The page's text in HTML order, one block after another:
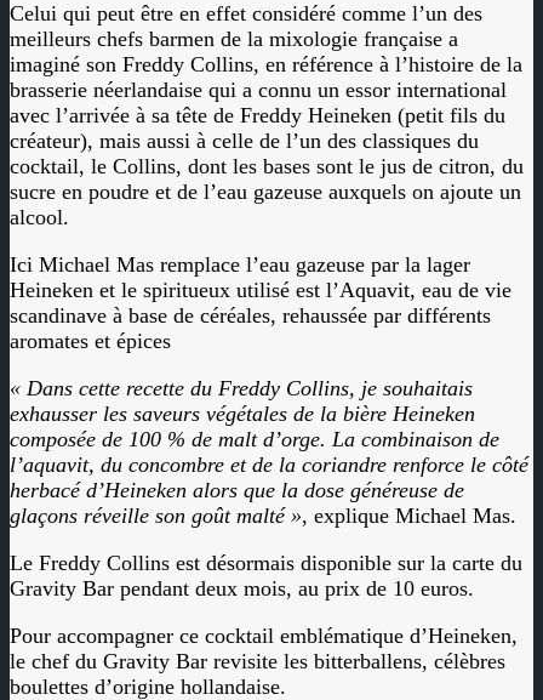
Celui qui peut être en effet considéré comme l’un des
meilleurs chefs barmen de la mixologie française a
imaginé son Freddy Collins, en référence à l’histoire de la
brasserie néerlandaise qui a connu un essor international
avec l’arrivée à sa tête de Freddy Heineken (petit fils du
créateur), mais aussi à celle de l’un des classiques du
cocktail, le Collins, dont les bases sont le jus de citron, du
sucre en poudre et de l’eau gazeuse auxquels on ajoute un
alcool.
Ici Michael Mas remplace l’eau gazeuse par la lager
Heineken et le spiritueux utilisé est l’Aquavit, eau de vie
scandinave à base de céréales, rehaussée par différents
aromates et épices
« Dans cette recette du Freddy Collins, je souhaitais
exhausser les saveurs végétales de la bière Heineken
composée de 100 % de malt d’orge. La combinaison de
l’aquavit, du concombre et de la coriandre renforce le côté
herbacé d’Heineken alors que la dose généreuse de
glaçons réveille son goût malté », explique Michael Mas.
Le Freddy Collins est désormais disponible sur la carte du
Gravity Bar pendant deux mois, au prix de 10 euros.
Pour accompagner ce cocktail emblématique d’Heineken,
le chef du Gravity Bar revisite les bitterballens, célèbres
boulettes d’origine hollandaise.